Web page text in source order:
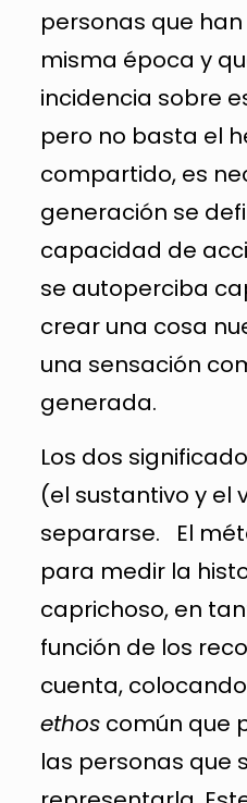
personas que
misma época y
incidencia sobre
pero no basta el
compartido, es
generación se
capacidad de
se autoperciba
crear una cosa
una sensación
generada.
Los dos
(el sustantivo y el
separarse. El
para medir la
caprichoso, en
función de los
cuenta,
ethoscomún que
las personas que